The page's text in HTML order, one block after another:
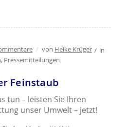
/ von Heike Krüger / in
, Pressemitteilungen
Feinstaub
tun – leisten Sie Ihren
unser Umwelt – jetzt!